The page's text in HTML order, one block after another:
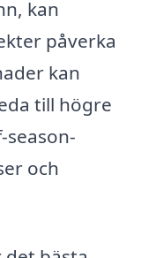
kan
påverka
kan
till högre
season-
och